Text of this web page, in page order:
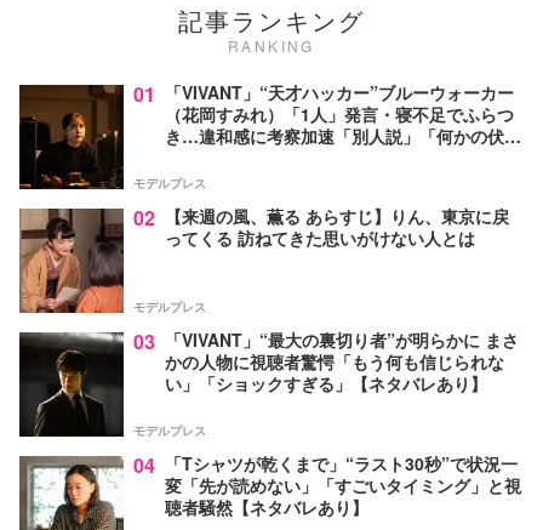
記事ランキング
RANKING
01
「VIVANT」“天才ハッカー”ブルーウォーカー
（花岡すみれ）「1人」発言・寝不足でふらつ
き…違和感に考察加速「別人説」「何かの伏線
モデルプレス
02
【来週の風、薫る あらすじ】りん、東京に戻
ってくる 訪ねてきた思いがけない人とは
モデルプレス
03
「VIVANT」“最大の裏切り者”が明らかに まさ
かの人物に視聴者驚愕「もう何も信じられな
い」「ショックすぎる」【ネタバレあり】
モデルプレス
04
「Tシャツが乾くまで」“ラスト30秒”で状況一
変「先が読めない」「すごいタイミング」と視
聴者騒然【ネタバレあり】